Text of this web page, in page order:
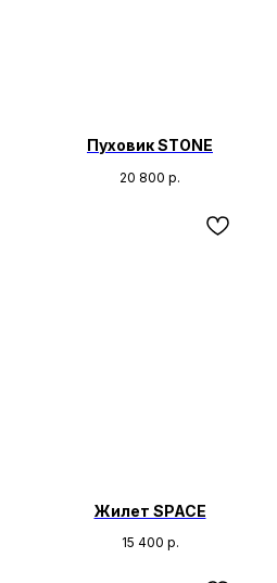
Пуховик STONE
20 800 р.
Жилет SPACE
15 400 р.